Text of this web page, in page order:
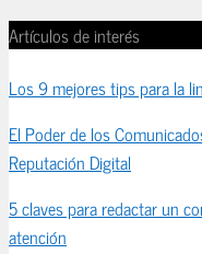
Artículos de interés
Los 9 mejores tips para la
El Poder de los
Reputación Digital
5 claves para redactar un
atención